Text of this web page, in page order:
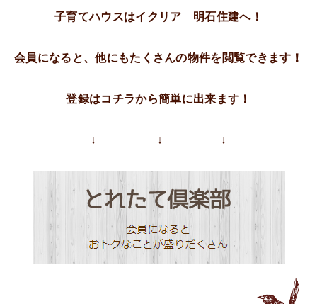
子育てハウスはイクリア 明石住建へ！
会員になると、他にもたくさんの物件を閲覧できます！
登録はコチラから簡単に出来ます！
↓ ↓ ↓